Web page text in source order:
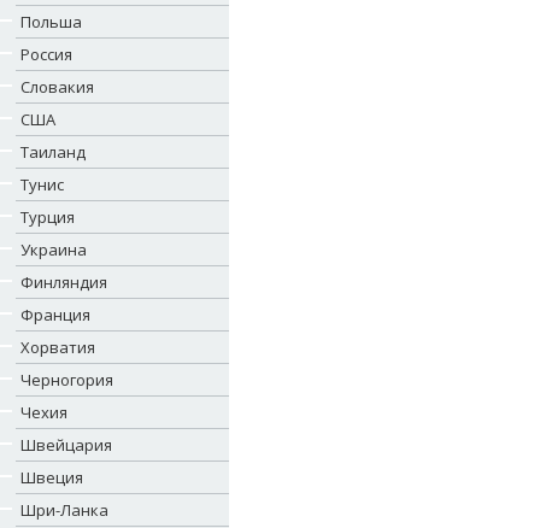
Польша
Россия
Словакия
США
Таиланд
Тунис
Турция
Украина
Финляндия
Франция
Хорватия
Черногория
Чехия
Швейцария
Швеция
Шри-Ланка